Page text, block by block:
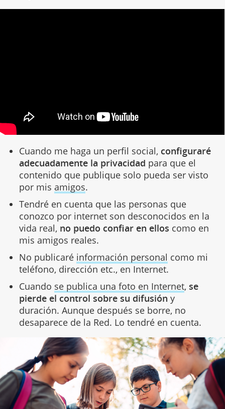
Cuando me haga un perfil social, configuraré
adecuadamente la privacidad para que el
contenido que publique solo pueda ser visto
por mis amigos.
Tendré en cuenta que las personas que
conozco por internet son desconocidos en la
vida real, no puedo confiar en ellos como en
mis amigos reales.
No publicaré información personal como mi
teléfono, dirección etc., en Internet.
Cuando se publica una foto en Internet, se
pierde el control sobre su difusión y
duración. Aunque después se borre, no
desaparece de la Red. Lo tendré en cuenta.